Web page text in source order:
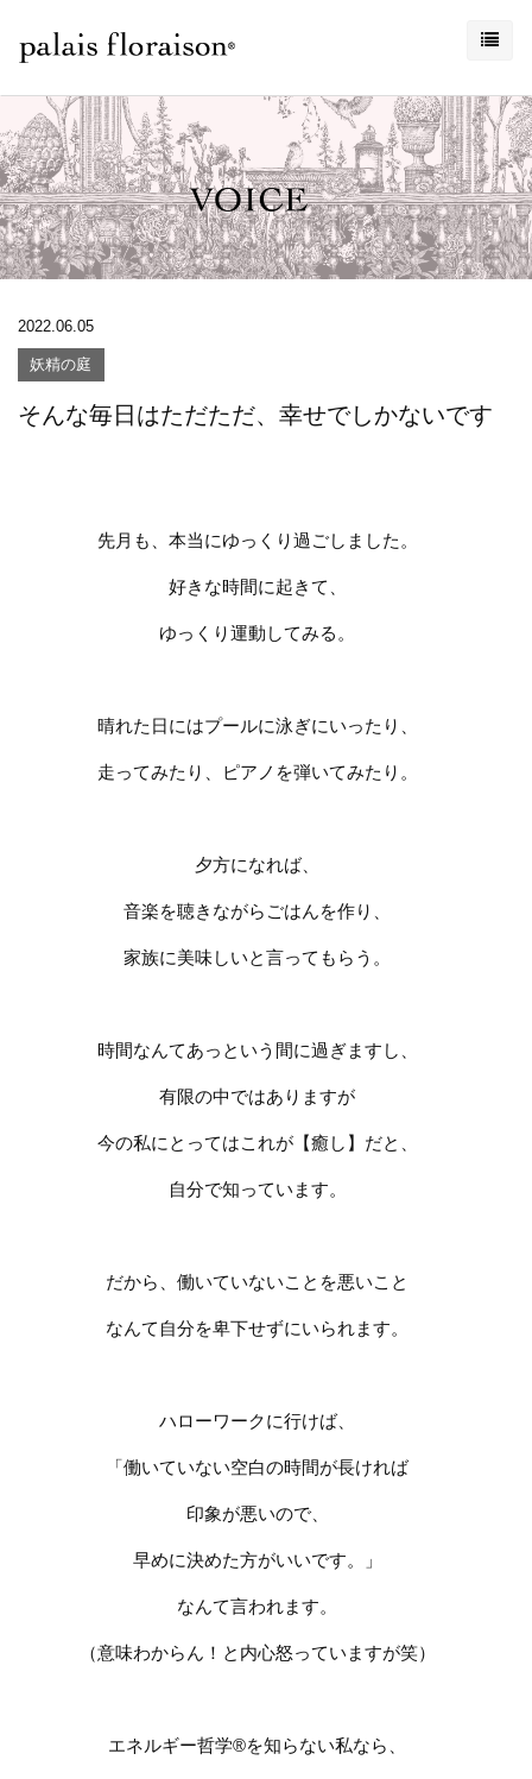
2022.06.05
妖精の庭
そんな毎日はただただ、幸せでしかないです
先月も、本当にゆっくり過ごしました。
好きな時間に起きて、
ゆっくり運動してみる。
晴れた日にはプールに泳ぎにいったり、
走ってみたり、ピアノを弾いてみたり。
夕方になれば、
音楽を聴きながらごはんを作り、
家族に美味しいと言ってもらう。
時間なんてあっという間に過ぎますし、
有限の中ではありますが
今の私にとってはこれが【癒し】だと、
自分で知っています。
だから、働いていないことを悪いこと
なんて自分を卑下せずにいられます。
ハローワークに行けば、
「働いていない空白の時間が長ければ
印象が悪いので、
早めに決めた方がいいです。」
なんて言われます。
（意味わからん！と内心怒っていますが笑）
エネルギー哲学®︎を知らない私なら、